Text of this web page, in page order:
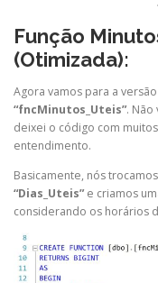
Função
(Otimizada):
Agora vamos para a
“fncMinutos_Uteis”. Não
deixei o código com
entendimento.
Basicamente, nós
“Dias_Uteis”e criamos
considerando os horários